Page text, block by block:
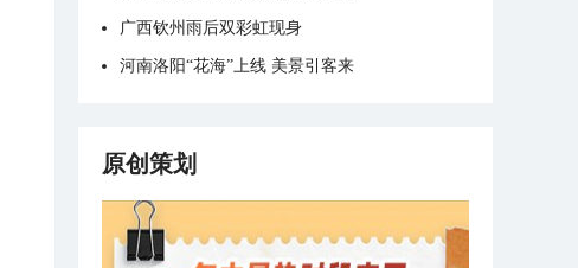
广西钦州雨后双彩虹现身
河南洛阳“花海”上线 美景引客来
原创策划